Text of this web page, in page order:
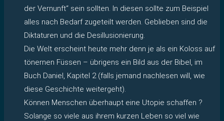
der Vernunft“ sein sollten. In diesen sollte zum Beispiel
alles nach Bedarf zugeteilt werden. Geblieben sind die
Diktaturen und die Desillusionierung.
Die Welt erscheint heute mehr denn je als ein Koloss auf
tönernen Füssen – übrigens ein Bild aus der Bibel, im
Buch Daniel, Kapitel 2 (falls jemand nachlesen will, wie
diese Geschichte weitergeht).
Können Menschen überhaupt eine Utopie schaffen ?
Solange so viele aus ihrem kurzen Leben so viel wie